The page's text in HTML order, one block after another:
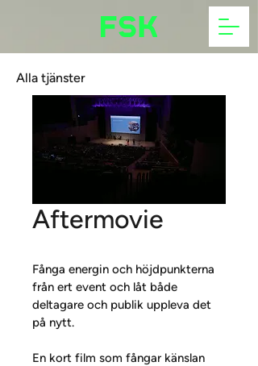
Alla tjänster
Aftermovie
Fånga energin och höjdpunkterna
från ert event och låt både
deltagare och publik uppleva det
på nytt.
En kort film som fångar känslan